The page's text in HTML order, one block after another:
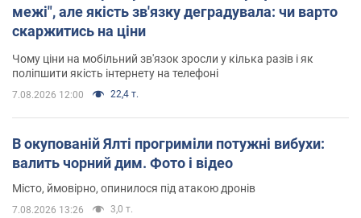
межі", але якість зв'язку деградувала: чи варто
скаржитись на ціни
Чому ціни на мобільний зв'язок зросли у кілька разів і як
поліпшити якість інтернету на телефоні
7.08.2026 12:00 22,4 т.
В окупованій Ялті прогриміли потужні вибухи:
валить чорний дим. Фото і відео
Місто, ймовірно, опинилося під атакою дронів
7.08.2026 13:26 3,0 т.